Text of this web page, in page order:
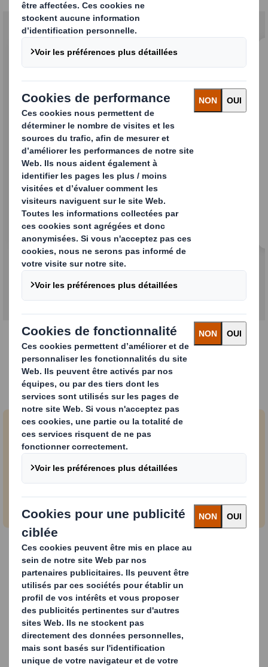
Caisses-palettes
Expertise automobile
Emballage standard pour automobile
Nous développons des solutions innovantes
pour les marques automobiles mondiales et les
principaux fournisseurs de composants.
Etude de cas - Jaguar
Land Rover
Notre innovation en matière de gain de
temps et d'espace